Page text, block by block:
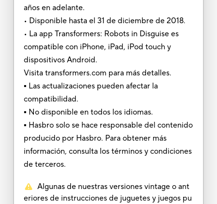
años en adelante.
• Disponible hasta el 31 de diciembre de 2018.
• La app Transformers: Robots in Disguise es
compatible con iPhone, iPad, iPod touch y
dispositivos Android.
Visita transformers.com para más detalles.
▪ Las actualizaciones pueden afectar la
compatibilidad.
▪ No disponible en todos los idiomas.
▪ Hasbro solo se hace responsable del contenido
producido por Hasbro. Para obtener más
información, consulta los términos y condiciones
de terceros.
Algunas de nuestras versiones vintage o ant
eriores de instrucciones de juguetes y juegos pu